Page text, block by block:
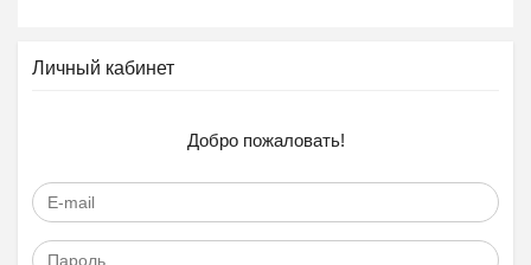
Личный кабинет
Добро пожаловать!